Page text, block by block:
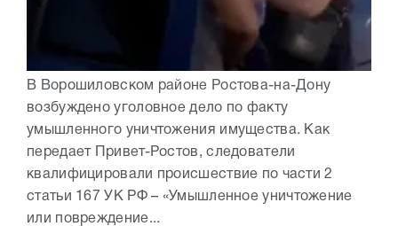
В Ворошиловском районе Ростова-на-Дону
возбуждено уголовное дело по факту
умышленного уничтожения имущества. Как
передает Привет-Ростов, следователи
квалифицировали происшествие по части 2
статьи 167 УК РФ – «Умышленное уничтожение
или повреждение...